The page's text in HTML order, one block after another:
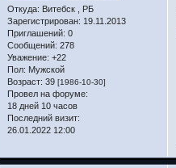
Откуда: Витебск , РБ
Зарегистрирован: 19.11.2013
Приглашений: 0
Сообщений: 278
Уважение: +22
Пол: Мужской
Возраст: 39 [1986-10-30]
Провел на форуме:
18 дней 10 часов
Последний визит:
26.01.2022 12:00